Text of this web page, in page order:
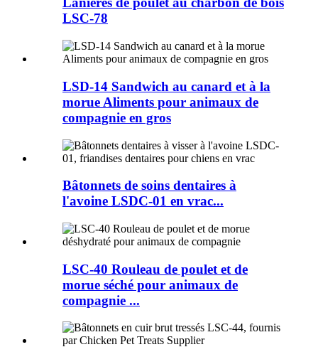
LSC-78
LSD-14 Sandwich au canard et à la
morue Aliments pour animaux de
compagnie en gros
Bâtonnets de soins dentaires à
l'avoine LSDC-01 en vrac...
LSC-40 Rouleau de poulet et de
morue séché pour animaux de
compagnie ...